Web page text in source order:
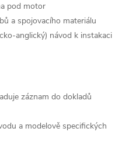
pod motor
a spojovacího materiálu
anglický) návod k instakaci
záznam do dokladů
a modelově specifických